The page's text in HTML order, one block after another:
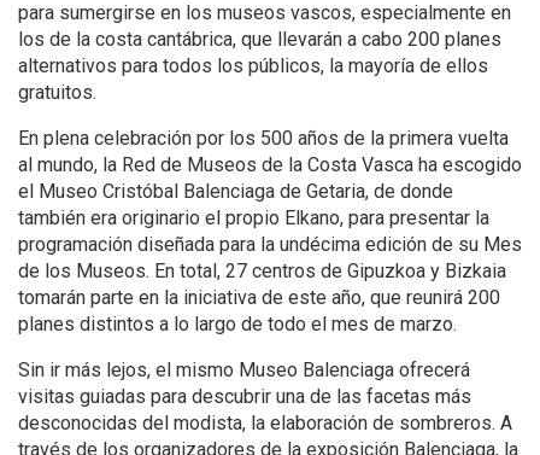
para sumergirse en los museos vascos, especialmente en
los de la costa cantábrica, que llevarán a cabo 200 planes
alternativos para todos los públicos, la mayoría de ellos
gratuitos.
En plena celebración por los 500 años de la primera vuelta
al mundo, la Red de Museos de la Costa Vasca ha escogido
el Museo Cristóbal Balenciaga de Getaria, de donde
también era originario el propio Elkano, para presentar la
programación diseñada para la undécima edición de su Mes
de los Museos. En total, 27 centros de Gipuzkoa y Bizkaia
tomarán parte en la iniciativa de este año, que reunirá 200
planes distintos a lo largo de todo el mes de marzo.
Sin ir más lejos, el mismo Museo Balenciaga ofrecerá
visitas guiadas para descubrir una de las facetas más
desconocidas del modista, la elaboración de sombreros. A
través de los organizadores de la exposición Balenciaga, la